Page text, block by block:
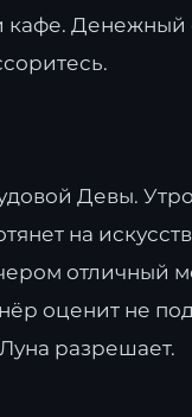
Денежный
Девы.
на
отличный
оценит не
разрешает.